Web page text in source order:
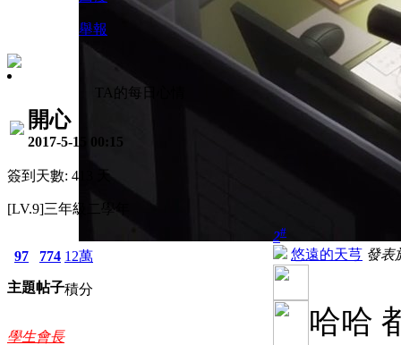
舉報
TA的每日心情
開心
2017-5-15 00:15
簽到天數: 413 天
[LV.9]三年級二學年
97
主題
774
帖子
12萬
積分
學生會長
2#
悠遠的天芎 發表
哈哈